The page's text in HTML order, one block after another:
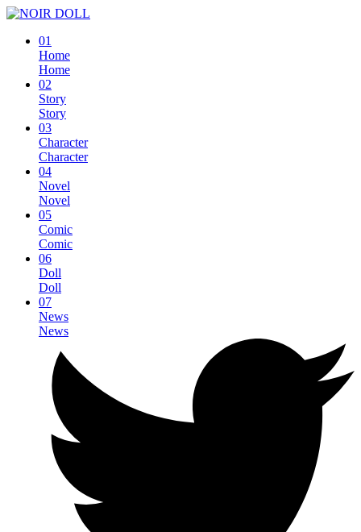
01
Home
Home
02
Story
Story
03
Character
Character
04
Novel
Novel
05
Comic
Comic
06
Doll
Doll
07
News
News